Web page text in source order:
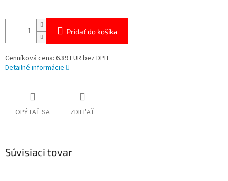
Pridať do košíka
Cenníková cena: 6.89 EUR bez DPH
Detailné informácie
OPÝTAŤ SA ZDIEĽAŤ
Súvisiaci tovar